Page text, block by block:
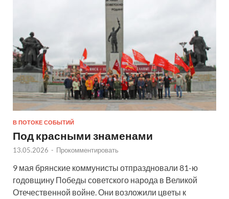
В ПОТОКЕ СОБЫТИЙ
Под красными знаменами
13.05.2026 - Прокомментировать
9 мая брянские коммунисты отпраздновали 81-ю
годовщину Победы советского народа в Великой
Отечественной войне. Они возложили цветы к